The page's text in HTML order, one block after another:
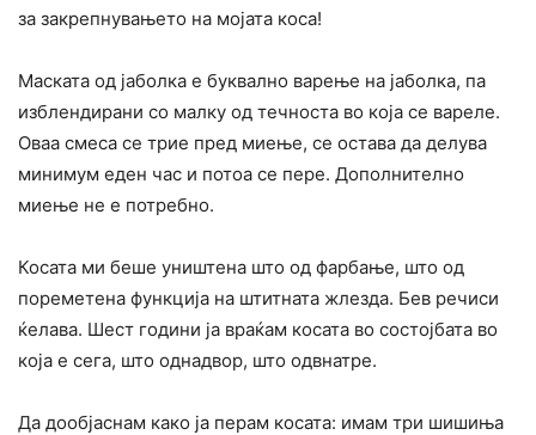
за закрепнувањето на мојата коса!
Маската од јаболка е буквално варење на јаболка, па
изблендирани со малку од течноста во која се вареле.
Оваа смеса се трие пред миење, се остава да делува
минимум еден час и потоа се пере. Дополнително
миење не е потребно.
Косата ми беше уништена што од фарбање, што од
пореметена функција на штитната жлезда. Бев речиси
ќелава. Шест години ја враќам косата во состојбата во
која е сега, што однадвор, што одвнатре.
Да дообјаснам како ја перам косата: имам три шишиња